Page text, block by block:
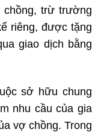
trừ trường
riêng, được tặng
giao dịch bằng
sở hữu chung
nhu cầu của gia
vợ chồng. Trong